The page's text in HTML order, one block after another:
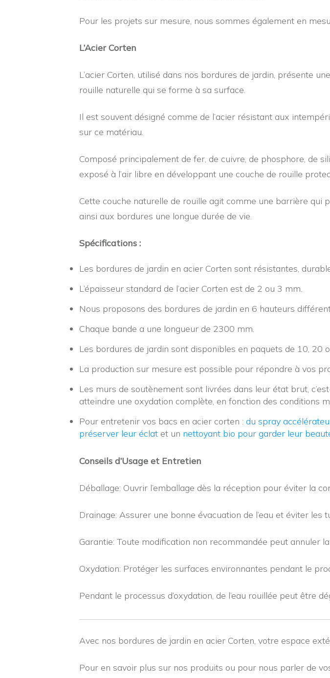
Pour les projets sur mesure, nous sommes également en
L’Acier Corten
L’acier Corten, utilisé dans nos bordures de jardin, présente
rouille naturelle qui se forme à sa surface.
Il est souvent désigné comme de l’acier résistant aux
sur ce matériau.
Composé principalement de fer, de cuivre, de phosphore, de
exposé à l’air libre en développant une couche de rouille
Cette couche naturelle de rouille agit comme une barrière
ainsi aux bordures une longue durée de vie.
Spécifications :
Les bordures de jardin en acier Corten sont résistantes,
L’épaisseur standard de l’acier Corten est de 2 ou 3 mm.
Nous proposons des bordures de jardin en 6 hauteurs
Chaque bande a une longueur de 2300 mm.
Les bordures de jardin sont disponibles en paquets de 10, 20
La production sur mesure est possible pour répondre à vos
Les murs de soutènement sont livrées dans leur état brut,
atteindre une oxydation complète, en fonction des conditions
Pour entretenir vos bacs en acier corten : du spray
préserver leur éclat et un nettoyant bio pour garder leur
Conseils d’Usage et Entretien
Déballage: Ouvrir l’emballage dès la réception pour éviter la
Drainage: Assurer une bonne évacuation de l’eau et éviter les
Garantie: Toute modification non recommandée peut annuler
Oxydation: Protéger les surfaces environnantes pendant le
Pendant le processus d’oxydation, de l’eau rouillée peut être
Avec nos bordures de jardin en acier Corten, votre espace
Pour en savoir plus sur nos produits ou pour nous parler de